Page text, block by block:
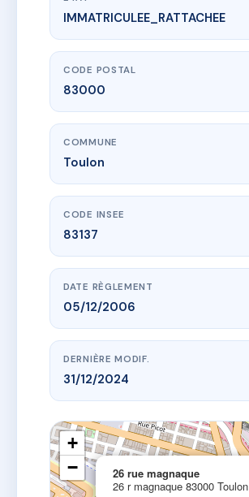
www.vme.plus/AC6488407
26 rue magnaque
26 r magnaque
IMMATRICULEE_RATTACHEE
CODE POSTAL
83000
COMMUNE
Toulon
CODE INSEE
83137
DATE RÈGLEMENT
05/12/2006
DERNIÈRE MODIF.
31/12/2024
26 rue magnaque
26 r magnaque 83000 Toulon
+
−